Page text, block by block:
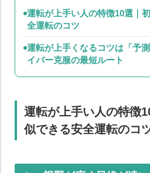
運転が上手い人の特徴10選｜
全運転のコツ
運転が上手くなるコツは「予
イバー克服の最短ルート
運転が上手い人の特徴
似できる安全運転のコ